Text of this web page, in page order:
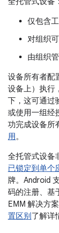
仅包含
对组织可
由组织管
设备所有者配
设备上）执行
下，这可通过
或使用一组经
功完成设备所
用。
全托管式设备
已锁定到单个
牌。Android
码的注册、基
EMM 解决方
置区别了解详